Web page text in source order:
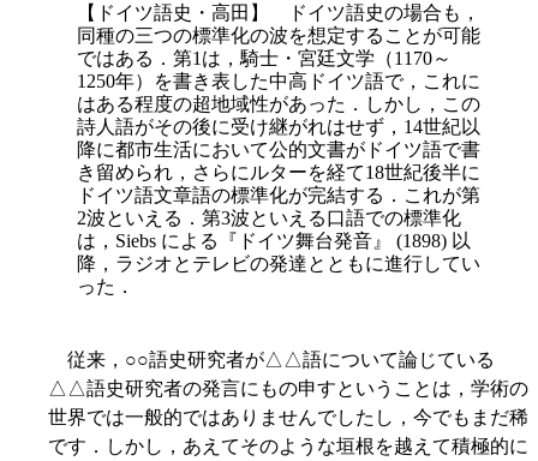
【ドイツ語史・高田】 ドイツ語史の場合も，
同種の三つの標準化の波を想定することが可能
ではある．第1は，騎士・宮廷文学（1170～
1250年）を書き表した中高ドイツ語で，これに
はある程度の超地域性があった．しかし，この
詩人語がその後に受け継がれはせず，14世紀以
降に都市生活において公的文書がドイツ語で書
き留められ，さらにルターを経て18世紀後半に
ドイツ語文章語の標準化が完結する．これが第
2波といえる．第3波といえる口語での標準化
は，Siebs による『ドイツ舞台発音』 (1898) 以
降，ラジオとテレビの発達とともに進行してい
った．
従来，○○語史研究者が△△語について論じている
△△語史研究者の発言にもの申すということは，学術の
世界では一般的ではありませんでしたし，今でもまだ稀
です．しかし，あえてそのような垣根を越えて積極的に